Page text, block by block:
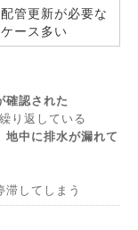
配管更新が必要な
ケース多い
確認された
り返している
地中に排水が漏れて
してしまう